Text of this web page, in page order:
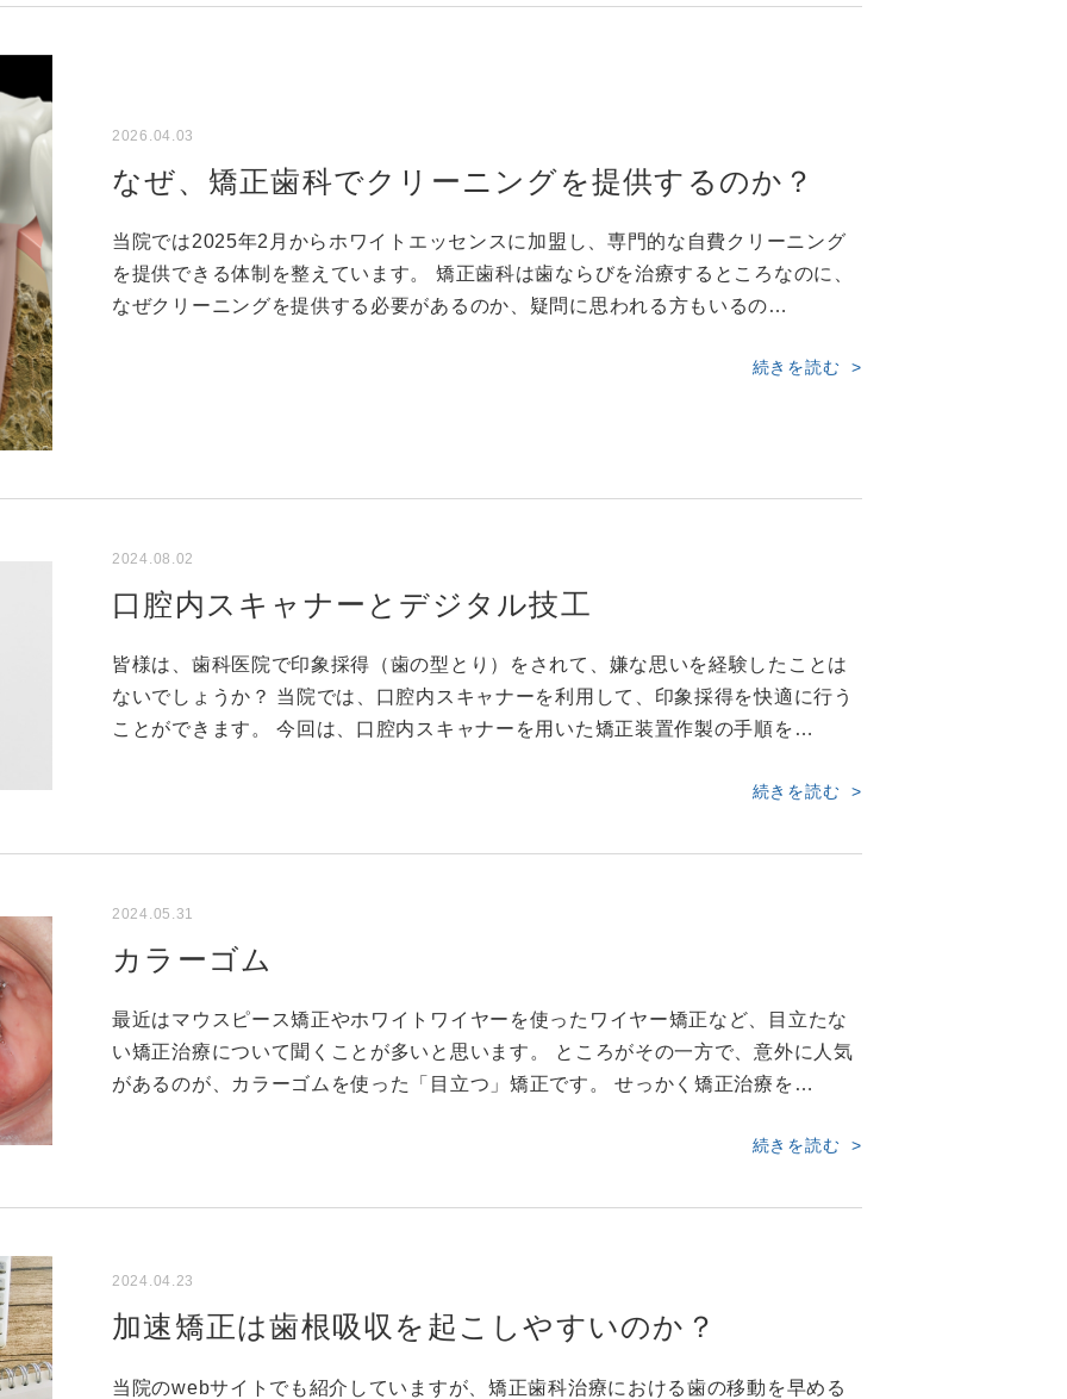
2026.04.03
なぜ、矯正歯科でクリーニングを提供するのか？
当院では2025年2月からホワイトエッセンスに加盟し、専門的な自費クリーニング
を提供できる体制を整えています。 矯正歯科は歯ならびを治療するところなのに、
なぜクリーニングを提供する必要があるのか、疑問に思われる方もいるの…
続きを読む
2024.08.02
口腔内スキャナーとデジタル技工
皆様は、歯科医院で印象採得（歯の型とり）をされて、嫌な思いを経験したことは
ないでしょうか？ 当院では、口腔内スキャナーを利用して、印象採得を快適に行う
ことができます。 今回は、口腔内スキャナーを用いた矯正装置作製の手順を…
続きを読む
2024.05.31
カラーゴム
最近はマウスピース矯正やホワイトワイヤーを使ったワイヤー矯正など、目立たな
い矯正治療について聞くことが多いと思います。 ところがその一方で、意外に人気
があるのが、カラーゴムを使った「目立つ」矯正です。 せっかく矯正治療を…
続きを読む
2024.04.23
加速矯正は歯根吸収を起こしやすいのか？
当院のwebサイトでも紹介していますが、矯正歯科治療における歯の移動を早める